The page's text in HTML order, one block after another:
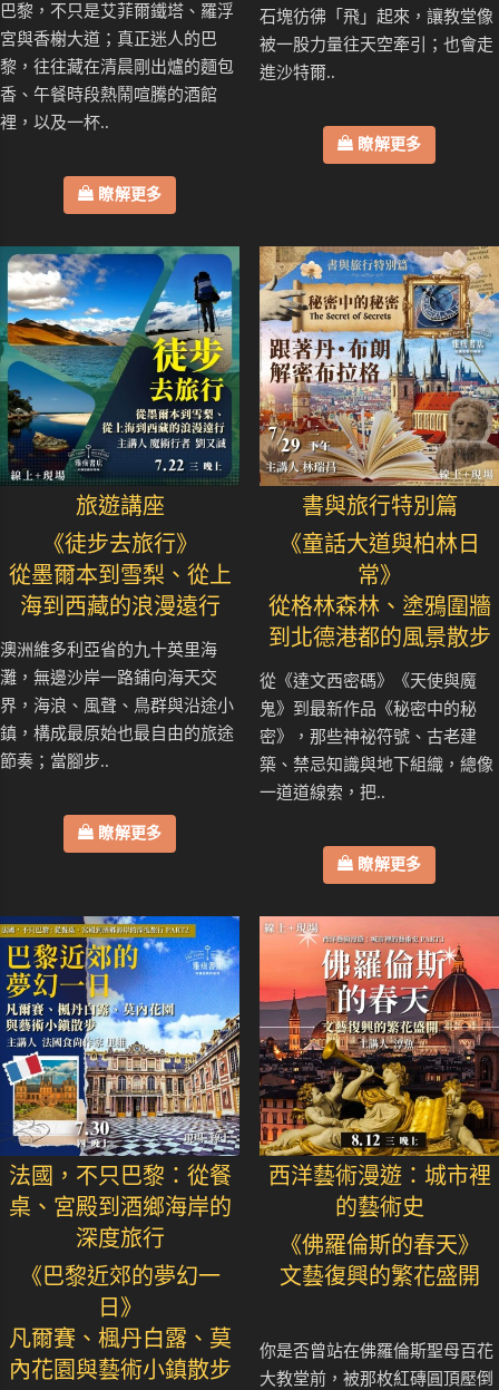
巴黎，不只是艾菲爾鐵塔、羅浮
宮與香榭大道；真正迷人的巴
黎，往往藏在清晨剛出爐的麵包
香、午餐時段熱鬧喧騰的酒館
裡，以及一杯..
瞭解更多
石塊彷彿「飛」起來，讓教堂像
被一股力量往天空牽引；也會走
進沙特爾..
瞭解更多
旅遊講座
《徒步去旅行》
從墨爾本到雪梨、從上
海到西藏的浪漫遠行
澳洲維多利亞省的九十英里海
灘，無邊沙岸一路鋪向海天交
界，海浪、風聲、鳥群與沿途小
鎮，構成最原始也最自由的旅途
節奏；當腳步..
瞭解更多
書與旅行特別篇
《童話大道與柏林日
常》
從格林森林、塗鴉圍牆
到北德港都的風景散步
從《達文西密碼》《天使與魔
鬼》到最新作品《秘密中的秘
密》，那些神祕符號、古老建
築、禁忌知識與地下組織，總像
一道道線索，把..
瞭解更多
法國，不只巴黎：從餐
桌、宮殿到酒鄉海岸的
深度旅行
《巴黎近郊的夢幻一
日》
凡爾賽、楓丹白露、莫
內花園與藝術小鎮散步
西洋藝術漫遊：城市裡
的藝術史
《佛羅倫斯的春天》
文藝復興的繁花盛開
你是否曾站在佛羅倫斯聖母百花
大教堂前，被那枚紅磚圓頂壓倒